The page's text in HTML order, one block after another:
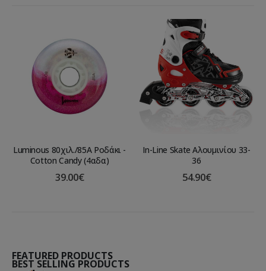
Luminous 80χιλ./85A Ροδάκι -
Cotton Candy (4αδα)
39.00€
In-Line Skate Αλουμινίου 33-
36
54.90€
FEATURED PRODUCTS
BEST SELLING PRODUCTS